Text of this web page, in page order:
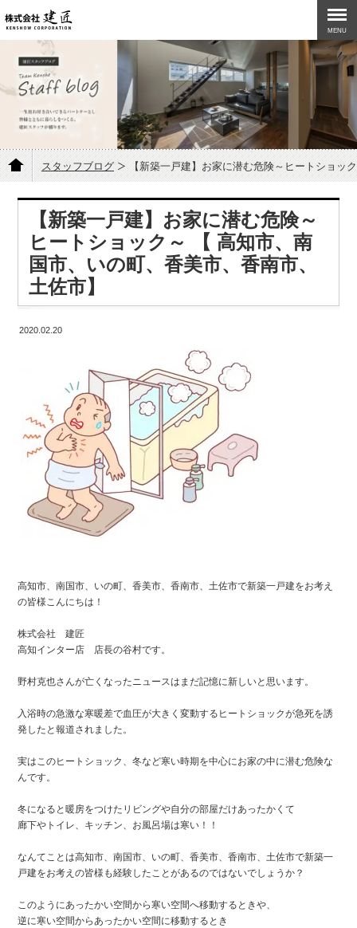
MENU
スタッフブログ 【新築一戸建】お家に潜む危険～ヒートショッ
【新築一戸建】お家に潜む危険～
ヒートショック～ 【 高知市、南
国市、いの町、香美市、香南市、
土佐市】
2020.02.20
高知市、南国市、いの町、香美市、香南市、土佐市で新築一戸建をお考え
の皆様こんにちは！
株式会社 建匠
高知インター店 店長の谷村です。
野村克也さんが亡くなったニュースはまだ記憶に新しいと思います。
入浴時の急激な寒暖差で血圧が大きく変動するヒートショックが急死を誘
発したと報道されました。
実はこのヒートショック、冬など寒い時期を中心にお家の中に潜む危険な
んです。
冬になると暖房をつけたリビングや自分の部屋だけあったかくて
廊下やトイレ、キッチン、お風呂場は寒い！！
なんてことは高知市、南国市、いの町、香美市、香南市、土佐市で新築一
戸建をお考えの皆様も経験したことがあるのではないでしょうか？
このようにあったかい空間から寒い空間へ移動するときや、
逆に寒い空間からあったかい空間に移動するとき